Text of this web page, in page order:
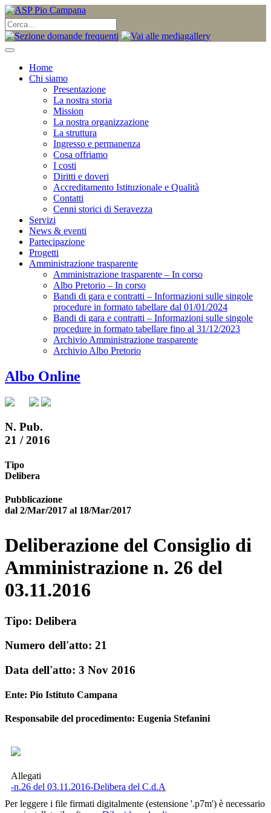
Home
Chi siamo
Presentazione
La nostra storia
Mission
La nostra organizzazione
La struttura
Ingresso e permanenza
Cosa offriamo
I costi
Diritti e doveri
Accreditamento Istituzionale e Qualità
Contatti
Cenni storici di Seravezza
Servizi
News & eventi
Partecipazione
Progetti
Amministrazione trasparente
Amministrazione trasparente – In corso
Albo Pretorio – In corso
Bandi di gara e contratti – Informazioni sulle singole
procedure in formato tabellare dal 01/01/2024
Bandi di gara e contratti – Informazioni sulle singole
procedure in formato tabellare fino al 31/12/2023
Archivio Amministrazione trasparente
Archivio Albo Pretorio
Albo Online
N. Pub.
21 / 2016
Tipo
Delibera
Pubblicazione
dal 2/Mar/2017 al 18/Mar/2017
Deliberazione del Consiglio di
Amministrazione n. 26 del
03.11.2016
Tipo: Delibera
Numero dell'atto: 21
Data dell'atto: 3 Nov 2016
Ente: Pio Istituto Campana
Responsabile del procedimento: Eugenia Stefanini
Allegati
-n.26 del 03.11.2016-Delibera del C.d.A
Per leggere i file firmati digitalmente (estensione '.p7m') è necessario